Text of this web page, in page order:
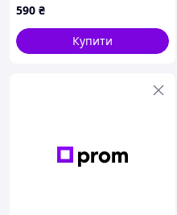
Прозоре вікно
590 ₴
Купити